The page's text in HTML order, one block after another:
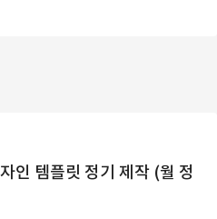
인 템플릿 정기 제작 (월 정